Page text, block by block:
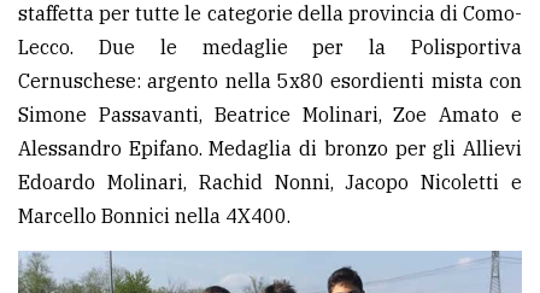
CERCA
Cerca
per
comune
Ricerca
staffetta per tutte le categorie della provincia di Como-
Lecco. Due le medaglie per la Polisportiva
Cernuschese: argento nella 5x80 esordienti mista con
Simone Passavanti, Beatrice Molinari, Zoe Amato e
Alessandro Epifano. Medaglia di bronzo per gli Allievi
Edoardo Molinari, Rachid Nonni, Jacopo Nicoletti e
Marcello Bonnici nella 4X400.